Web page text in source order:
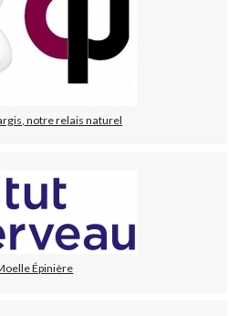
notre relais naturel
Épinière